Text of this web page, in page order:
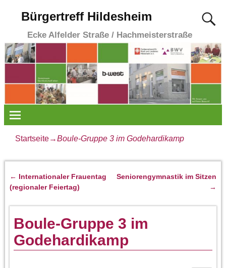
Bürgertreff Hildesheim
Ecke Alfelder Straße / Hachmeisterstraße
Startseite→Boule-Gruppe 3 im Godehardikamp
Artikelnavigation
← Internationaler Frauentag
(regionaler Feiertag)
Seniorengymnastik im Sitzen
→
Boule-Gruppe 3 im
Godehardikamp